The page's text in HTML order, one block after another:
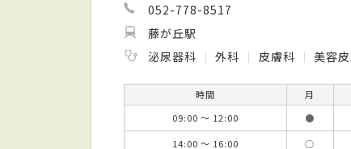
052-778-8517
藤が丘駅
泌尿器科
外科 皮膚科 美容
時間 月
09:00 ～ 12:00
●
14:00 ～ 16:00
○